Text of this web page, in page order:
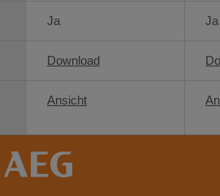
Ja
Download
Ansicht
Ja